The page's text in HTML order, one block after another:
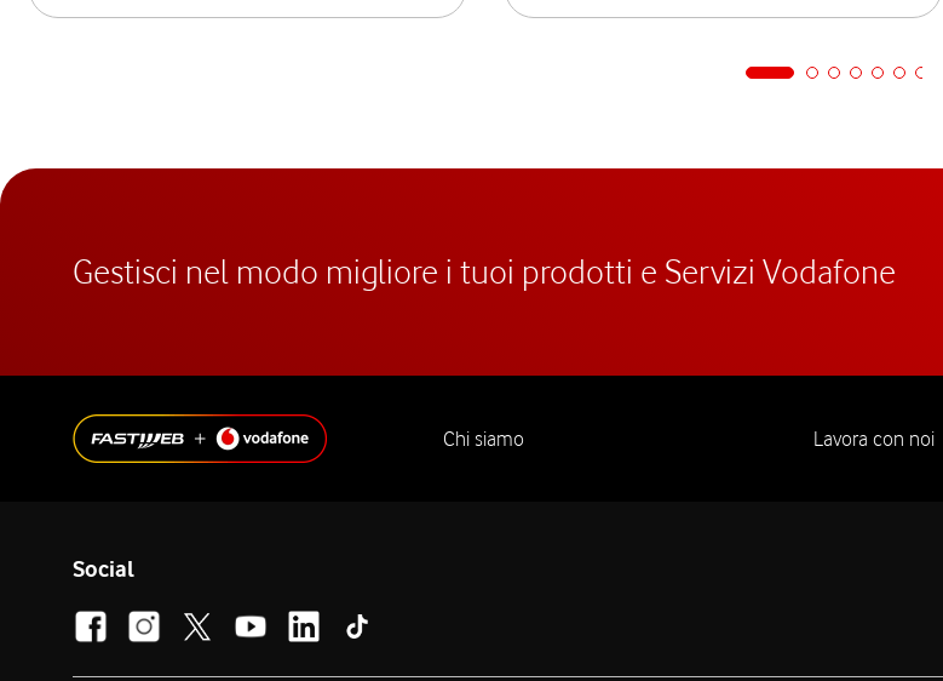
Gestisci nel modo migliore i tuoi prodotti e Servizi Vodafone
Chi siamo Lavora con noi
Social